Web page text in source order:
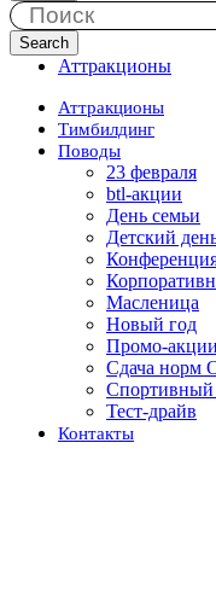
Search
Аттракционы
Аттракционы
Тимбилдинг
Поводы
23 февраля
btl-акции
День семьи
Детский
Масленица
Новый год
Промо-акции
Сдача норм
Спортивный
Тест-драйв
Контакты